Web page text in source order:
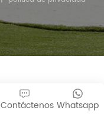
Whatsapp
Contáctenos